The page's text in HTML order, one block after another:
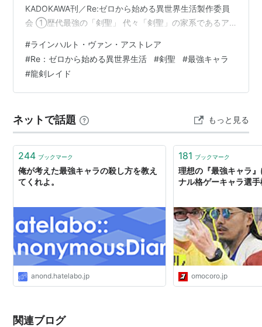
KADOKAWA刊／Re:ゼロから始める異世界生活製作委員
会 ①歴代最強の「剣聖」 代々「剣聖」の家系であるア
「剣聖」と呼ばれる人物。現在ルグニカ王国騎士団に所
属しており、若くして「騎士の中の騎士」とまで評され
ています。 「僕の微力がどれだけ彼の助けになるか分か
らないが」「もしも強行手段に出るというなら、騎士と
実で思いやりにも溢れた人柄から「…
#ラインハルト・ヴァン・アストレア
#Re：ゼロから始める異世界生活 #剣聖 #最強キャラ
#龍剣レイド
ネットで話題 もっと見る
244 ブックマーク
俺が考えた最強キャラの殺し方を教え
てくれよ。
anond.hatelabo.jp
181 ブックマーク
理想の『最強キャラ
ナル格ゲーキャラ選
omocoro.jp
関連ブログ